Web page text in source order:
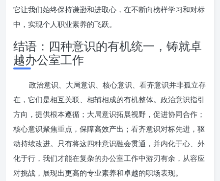
它让我们始终保持谦逊和进取心，在不断向榜样学习和对标
中，实现个人职业素养的飞跃。
结语：四种意识的有机统一，铸就卓
越办公室工作
政治意识、大局意识、核心意识、看齐意识并非孤立存
在，它们是相互关联、相辅相成的有机整体。政治意识指引
方向，提供根本遵循；大局意识拓展视野，促进协同合作；
核心意识聚焦重点，保障高效产出；看齐意识对标先进，驱
动持续改进。只有将这四种意识融会贯通，并内化于心、外
化于行，我们才能在复杂的办公室工作中游刃有余，从容应
对挑战，展现出更高的专业素养和卓越的职场表现。